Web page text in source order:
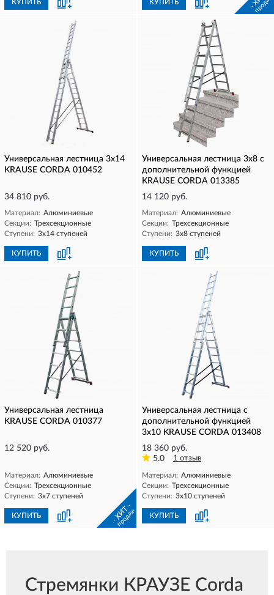
КУПИТЬ КУПИТЬ
Универсальная лестница 3х14
KRAUSE CORDA 010452
34 810 руб.
Материал: Алюминиевые
Секции: Трехсекционные
Ступени: 3х14 ступеней
КУПИТЬ
Универсальная лестница 3х8 с
дополнительной функцией
KRAUSE CORDA 013385
14 120 руб.
Материал: Алюминиевые
Секции: Трехсекционные
Ступени: 3х8 ступеней
КУПИТЬ
Универсальная лестница
KRAUSE CORDA 010377
12 520 руб.
Материал: Алюминиевые
Секции: Трехсекционные
Ступени: 3х7 ступеней
КУПИТЬ - ХИТ -
продаж
Универсальная лестница с
дополнительной функцией
3х10 KRAUSE CORDA 013408
18 360 руб.
5.0
1 отзыв
Материал: Алюминиевые
Секции: Трехсекционные
Ступени: 3х10 ступеней
КУПИТЬ
Стремянки КРАУЗЕ Corda